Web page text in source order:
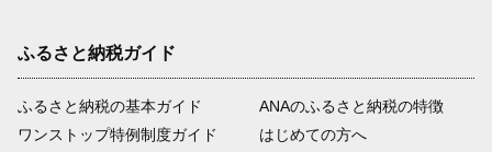
ふるさと納税ガイド
ふるさと納税の基本ガイド
ワンストップ特例制度ガイド
ANAのふるさと納税の特徴
はじめての方へ